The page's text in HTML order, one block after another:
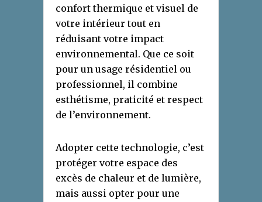
confort thermique et visuel de
votre intérieur tout en
réduisant votre impact
environnemental. Que ce soit
pour un usage résidentiel ou
professionnel, il combine
esthétisme, praticité et respect
de l’environnement.
Adopter cette technologie, c’est
protéger votre espace des
excès de chaleur et de lumière,
mais aussi opter pour une